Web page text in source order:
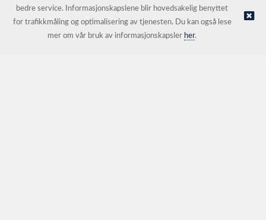
© Bråtens |Nettbutikk levert av Kréatif
bedre service. Informasjonskapslene blir hovedsakelig benyttet
for trafikkmåling og optimalisering av tjenesten. Du kan også lese
mer om vår bruk av informasjonskapsler her.